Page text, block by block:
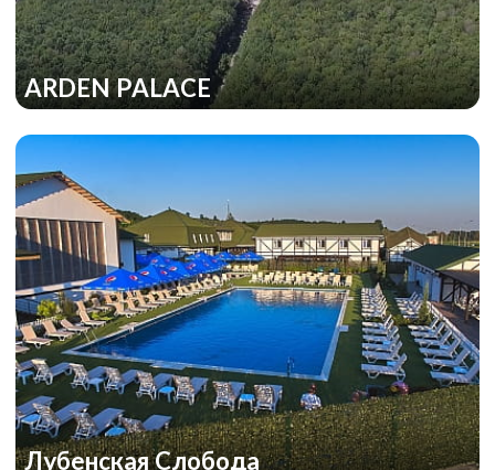
ARDEN PALACE
Лубенская Слобода